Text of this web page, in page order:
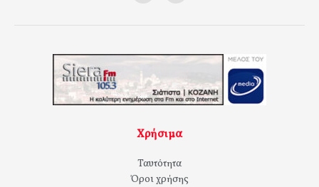
Χρήσιμα
Ταυτότητα
Όροι χρήσης